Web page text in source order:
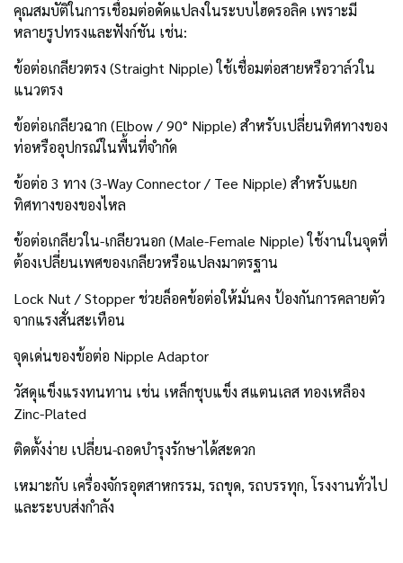
คุณสมบัติในการเชื่อมต่อดัดแปลงในระบบไฮดรอลิค เพราะมี
หลายรูปทรงและฟังก์ชัน เช่น:
ข้อต่อเกลียวตรง (Straight Nipple) ใช้เชื่อมต่อสายหรือวาล์วใน
แนวตรง
ข้อต่อเกลียวฉาก (Elbow / 90° Nipple) สำหรับเปลี่ยนทิศทางของ
ท่อหรืออุปกรณ์ในพื้นที่จำกัด
ข้อต่อ 3 ทาง (3-Way Connector / Tee Nipple) สำหรับแยก
ทิศทางของของไหล
ข้อต่อเกลียวใน-เกลียวนอก (Male-Female Nipple) ใช้งานในจุดที่
ต้องเปลี่ยนเพศของเกลียวหรือแปลงมาตรฐาน
Lock Nut / Stopper ช่วยล็อคข้อต่อให้มั่นคง ป้องกันการคลายตัว
จากแรงสั่นสะเทือน
จุดเด่นของข้อต่อ Nipple Adaptor
วัสดุแข็งแรงทนทาน เช่น เหล็กชุบแข็ง สแตนเลส ทองเหลือง
Zinc-Plated
ติดตั้งง่าย เปลี่ยน-ถอดบำรุงรักษาได้สะดวก
เหมาะกับ เครื่องจักรอุตสาหกรรม, รถขุด, รถบรรทุก, โรงงานทั่วไป
และระบบส่งกำลัง